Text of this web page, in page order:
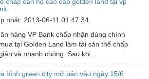
nhật: 2013-06-11 01:47:34
hàng VP Bank chấp nhận dùng chính
tại Golden Land làm tài sản thế chấp
và nhanh chóng. Sau khi...
bình green city mở bán vào ngày 15/6